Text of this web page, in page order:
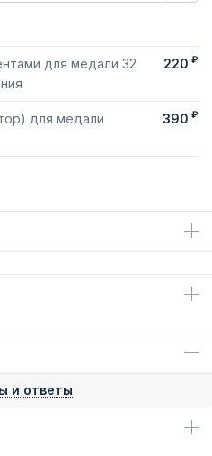
для медали 32
220 ₽
для медали
390 ₽
и ответы